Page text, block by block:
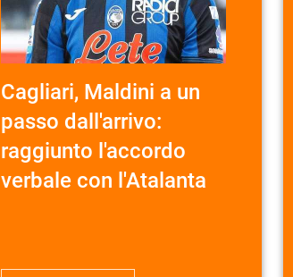
Cagliari, Maldini a un
passo dall'arrivo:
raggiunto l'accordo
verbale con l'Atalanta